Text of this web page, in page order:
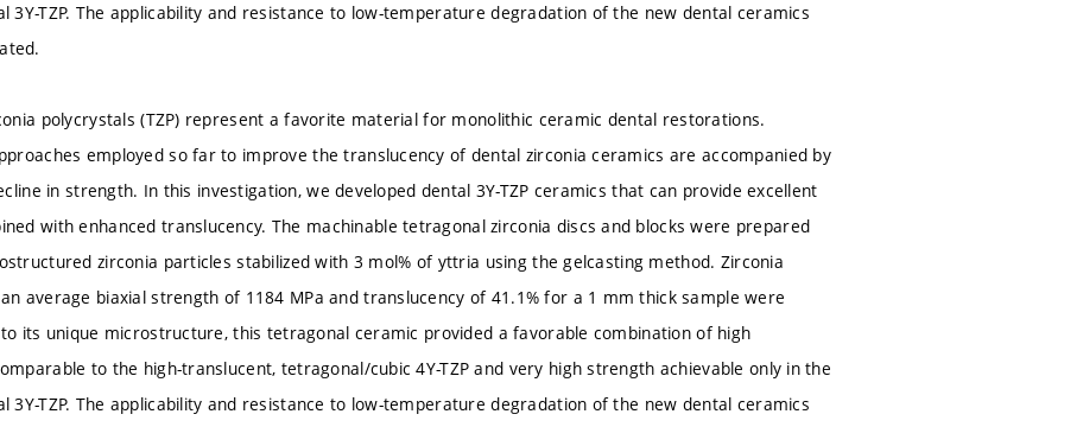
3Y-TZP. The applicability and resistance to low-temperature degradation of the new dental ceramics
polycrystals (TZP) represent a favorite material for monolithic ceramic dental restorations.
employed so far to improve the translucency of dental zirconia ceramics are accompanied by
in strength. In this investigation, we developed dental 3Y-TZP ceramics that can provide excellent
with enhanced translucency. The machinable tetragonal zirconia discs and blocks were prepared
zirconia particles stabilized with 3 mol% of yttria using the gelcasting method. Zirconia
average biaxial strength of 1184 MPa and translucency of 41.1% for a 1 mm thick sample were
its unique microstructure, this tetragonal ceramic provided a favorable combination of high
to the high-translucent, tetragonal/cubic 4Y-TZP and very high strength achievable only in the
3Y-TZP. The applicability and resistance to low-temperature degradation of the new dental ceramics